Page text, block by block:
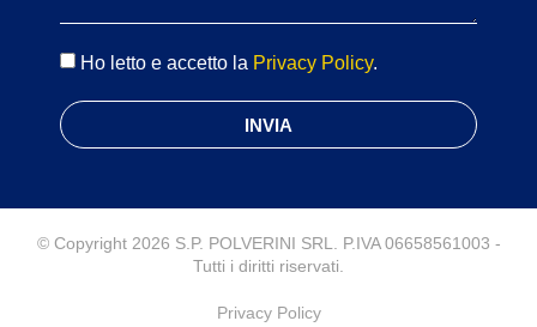
Ho letto e accetto la Privacy Policy.
INVIA
© Copyright 2026 S.P. POLVERINI SRL. P.IVA 06658561003 -
Tutti i diritti riservati.
Privacy Policy